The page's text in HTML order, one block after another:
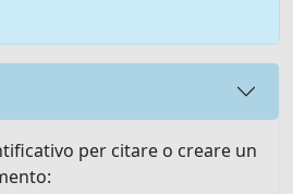
per citare o creare un